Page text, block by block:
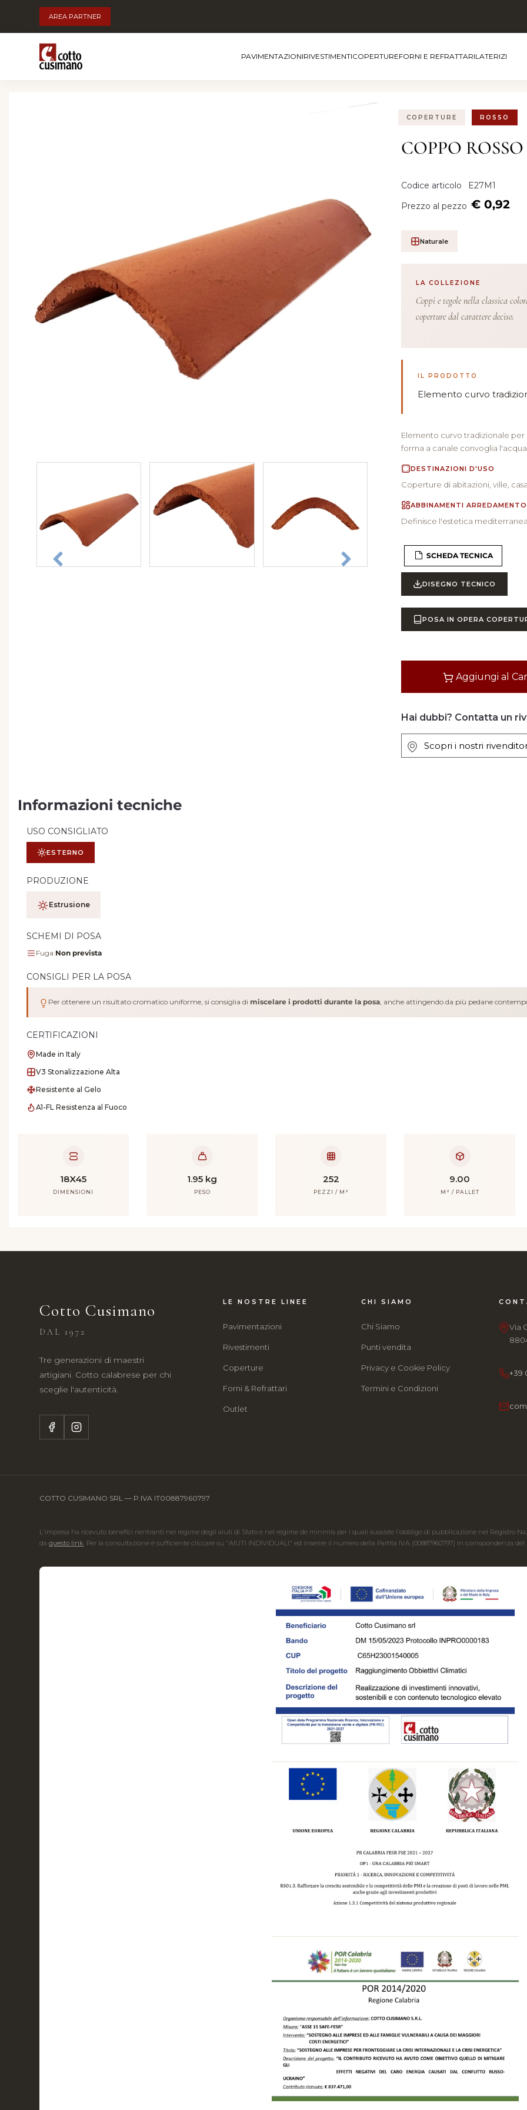
AREA PARTNER
PAVIMENTAZIONIRIVESTIMENTICOPERTUREFORNI E REFRATTARILATERIZI
COPERTURE ROSSO
COPPO ROSSO
Codice articolo
E27M1
Prezzo al pezzo € 0,92
Naturale
LA COLLEZIONE
Coppi e tegole nella classica
coperture dal carattere deciso.
IL PRODOTTO
Elemento curvo
Elemento curvo tradizionale
forma a canale convoglia
DESTINAZIONI D'USO
Coperture di abitazioni, ville,
ABBINAMENTI ARREDAMENTO
Definisce l'estetica
SCHEDA TECNICA
DISEGNO TECNICO
POSA IN OPERA
Aggiungi al
Hai dubbi? Contatta un
Scopri i nostri
Informazioni tecniche
USO CONSIGLIATO
ESTERNO
PRODUZIONE
Estrusione
SCHEMI DI POSA
Fuga:Non prevista
CONSIGLI PER LA POSA
Per ottenere un risultato cromatico uniforme, si consiglia di miscelare i prodotti durante la posa , anche attingendo da più pedane
CERTIFICAZIONI
Made in Italy
V3 Stonalizzazione Alta
Resistente al Gelo
A1-FL Resistenza al Fuoco
18X45
DIMENSIONI
1.95 kg
PESO
252
PEZZI / M²
9.00
M² / PALLET
Cotto Cusimano
DAL 1972
Tre generazioni di maestri
artigiani. Cotto calabrese per chi
sceglie l'autenticità.
LE NOSTRE LINEE
Pavimentazioni
Rivestimenti
Coperture
Forni & Refrattari
Outlet
CHI SIAMO
Chi Siamo
Punti vendita
Privacy e Cookie Policy
Termini e Condizioni
Via
+39
COTTO CUSIMANO SRL — P.IVA IT00887960797
L'impresa ha ricevuto benefici rientranti nel regime degli aiuti di Stato e nel regime de minimis per i quali sussiste l'obbligo di pubblicazione nel Registro
daquesto link . Per la consultazione è sufficiente cliccare su "AIUTI INDIVIDUALI" ed inserire il numero della Partita IVA (00887960797) in corrispondenza del